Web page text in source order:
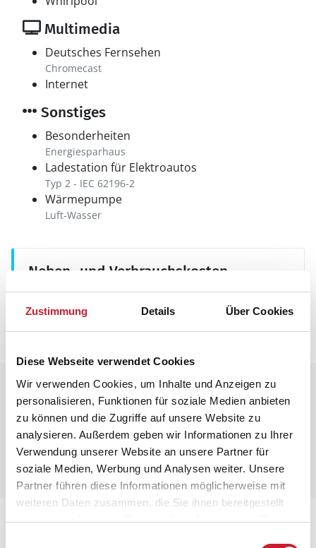
Zustimmung Details Über Cookies
Diese Webseite verwendet Cookies
Wir verwenden Cookies, um Inhalte und Anzeigen zu
personalisieren, Funktionen für soziale Medien anbieten
zu können und die Zugriffe auf unsere Website zu
analysieren. Außerdem geben wir Informationen zu Ihrer
Verwendung unserer Website an unsere Partner für
soziale Medien, Werbung und Analysen weiter. Unsere
Partner führen diese Informationen möglicherweise mit
weiteren Daten zusammen, die Sie ihnen bereitgestellt
haben oder die sie im Rahmen Ihrer Nutzung der Dienste
Multimedia
Deutsches Fernsehen
Chromecast
Internet
Sonstiges
Besonderheiten
Energiesparhaus
Ladestation für Elektroautos
Typ 2 - IEC 62196-2
Wärmepumpe
Luft-Wasser
Neben- und Verbrauchskosten
Die aktuellen Verbrauchskosten finden Sie im
nächsten Schritt im Buchungsformular.
Raumaufteilung
Lageplan